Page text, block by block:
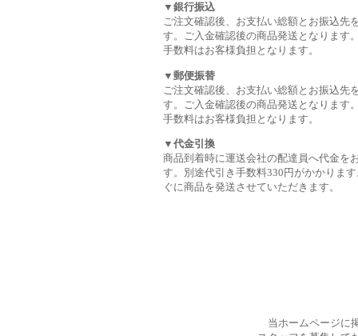
▼銀行振込
ご注文確認後、お支払い総額とお振込先
す。ご入金確認後の商品発送となります
手数料はお客様負担となります。
▼郵便振替
ご注文確認後、お支払い総額とお振込先
す。ご入金確認後の商品発送となります
手数料はお客様負担となります。
▼代金引換
商品到着時に運送会社の配達員へ代金を
す。別途代引き手数料330円がかかりま
ぐに商品を発送させていただきます。
当ホームページに